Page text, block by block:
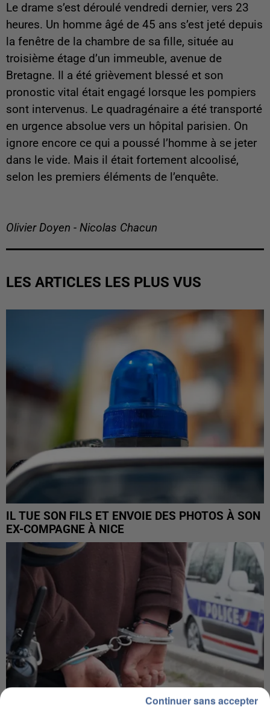
Le drame s’est déroulé vendredi dernier, vers 23
heures. Un homme âgé de 45 ans s’est jeté depuis
la fenêtre de la chambre de sa fille, située au
troisième étage d’un immeuble, avenue de
Bretagne. Il a été grièvement blessé et son
pronostic vital était engagé lorsque les pompiers
sont intervenus. Le quadragénaire a été transporté
en urgence absolue vers un hôpital parisien. On
ignore encore ce qui a poussé l’homme à se jeter
dans le vide. Mais il était fortement alcoolisé,
selon les premiers éléments de l’enquête.
Olivier Doyen - Nicolas Chacun
LES ARTICLES LES PLUS VUS
IL TUE SON FILS ET ENVOIE DES PHOTOS À SON
EX-COMPAGNE À NICE
Continuer sans accepter